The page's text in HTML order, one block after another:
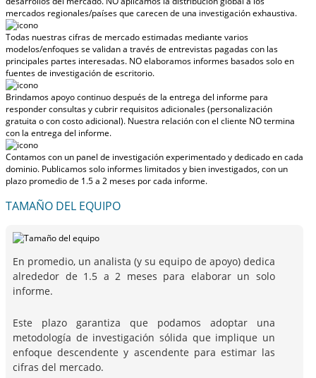
mercados regionales/paísesque carecen de una investigación exhaustiva.
Todas nuestras cifras de mercado estimadas mediante varios
modelos/enfoques se validan a través de entrevistas pagadas con las
principales partes interesadas. NO elaboramos informes basados solo en
fuentes de investigación de escritorio.
Brindamos apoyo continuo después de la entrega del informe para
responder consultas y cubrir requisitos adicionales (personalización
gratuita o con costo adicional). Nuestra relación con el cliente NO termina
con la entrega del informe.
Contamos con un panel de investigación experimentado y dedicado en cada
dominio. Publicamos solo informes limitados y bien investigados, con un
plazo promedio de 1.5 a 2 meses por cada informe.
TAMAÑO DEL EQUIPO
En promedio, un analista (y su equipo de apoyo) dedica
alrededor de 1.5 a 2 meses para elaborar un solo
informe.
Este plazo garantiza que podamos adoptar una
metodología de investigación sólida que implique un
enfoque descendente y ascendente para estimar las
cifras del mercado.